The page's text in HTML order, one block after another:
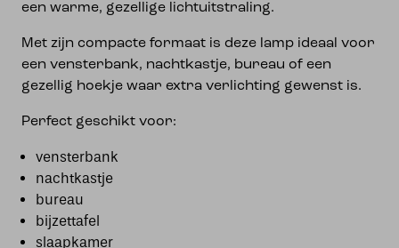
een warme, gezellige lichtuitstraling.
Met zijn compacte formaat is deze lamp ideaal voor
een vensterbank, nachtkastje, bureau of een
gezellig hoekje waar extra verlichting gewenst is.
Perfect geschikt voor:
vensterbank
nachtkastje
bureau
bijzettafel
slaapkamer